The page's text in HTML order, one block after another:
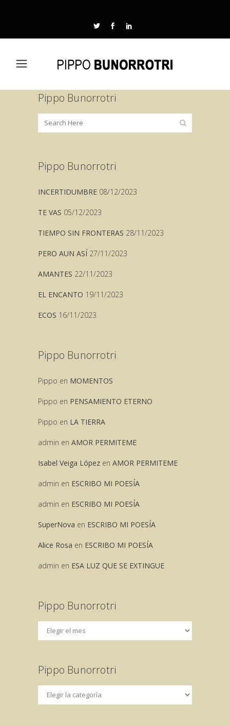
Pippo Bunorrotri
Pippo Bunorrotri
INCERTIDUMBRE 08/12/2023
TE VAS 05/12/2023
TIEMPO SIN FRONTERAS 28/11/2023
PERO AUN ASÍ 27/11/2023
AMANTES 22/11/2023
EL ENCANTO 19/11/2023
ECOS 16/11/2023
Pippo Bunorrotri
Pippo en MOMENTOS
Pippo en PENSAMIENTO ETERNO
Pippo en LA TIERRA
admin en AMOR PERMITEME
Isabel Veiga López en AMOR PERMITEME
admin en ESCRIBO MI POESÍA
admin en ESCRIBO MI POESÍA
SuperNova en ESCRIBO MI POESÍA
Alice Rosa en ESCRIBO MI POESÍA
admin en ESA LUZ QUE SE EXTINGUE
Pippo Bunorrotri
Pippo Bunorrotri